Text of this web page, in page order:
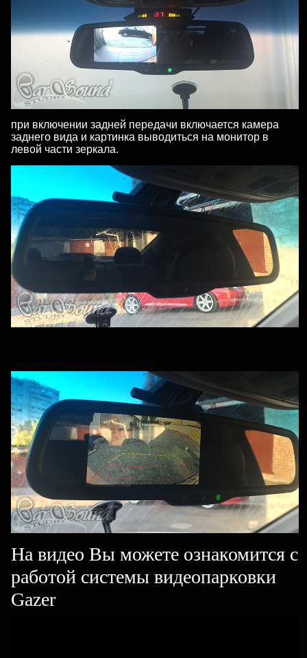
при включении задней передачи включается камера
заднего вида и картинка выводиться на монитор в
левой части зеркала.
На видео Вы можете ознакомится с
работой системы видеопарковки
Gazer